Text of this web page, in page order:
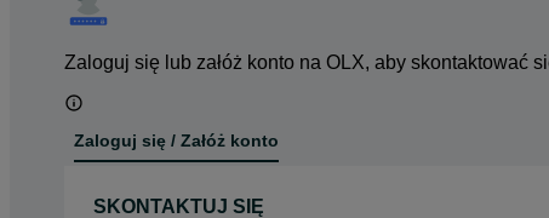
Zaloguj się lub załóż konto na OLX, aby skontaktować
Zaloguj się / Załóż konto
SKONTAKTUJ SIĘ